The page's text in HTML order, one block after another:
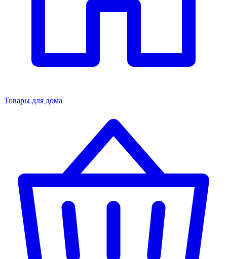
Товары для дома